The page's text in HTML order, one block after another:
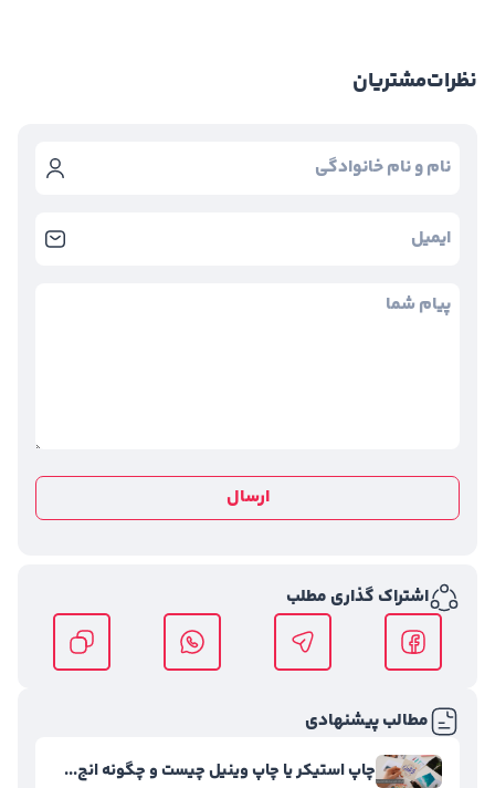
نظراتمشتریان
ارسال
اشتراک گذاری مطلب
مطالب پیشنهادی
چاپ استیکر یا چاپ وینیل چیست و چگونه انج...